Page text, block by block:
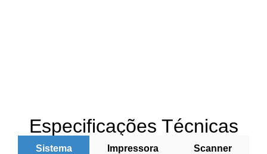
Especificações Técnicas
Sistema Impressora Scanner